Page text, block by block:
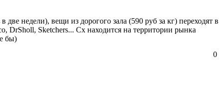
недели), вещи из дорогого зала (590 руб за кг) переходят в
DrSholl, Sketchers... Сх находится на территории рынка
бы)
0